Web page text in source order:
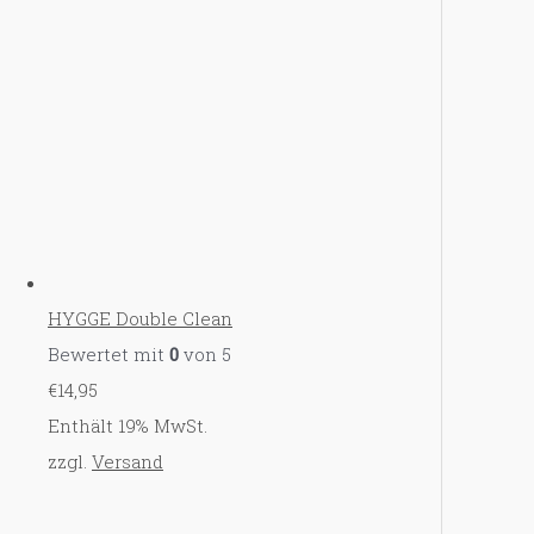
HYGGE Double Clean
Bewertet mit 0 von 5
€14,95
Enthält 19% MwSt.
zzgl. Versand